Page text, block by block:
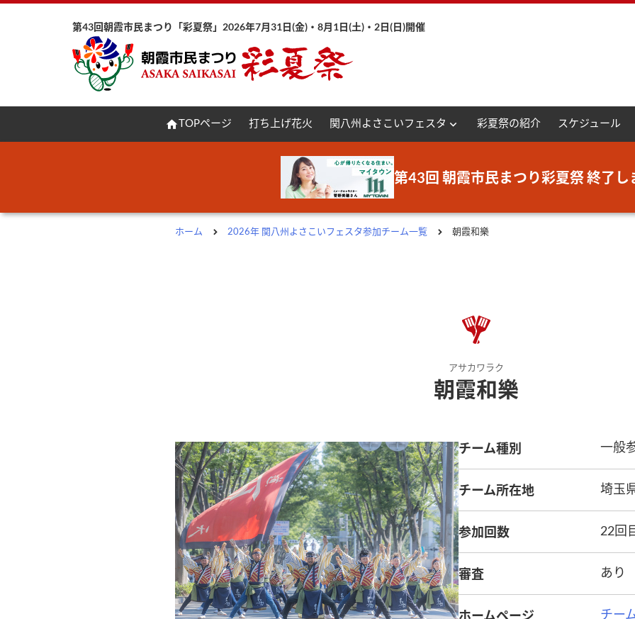
第43回朝霞市民まつり「彩夏祭」2026年7月31日(金)・8月1日(土)・2日(日)開催
home TOPページ 打ち上げ花火 関八州よさこいフェスタ expand_more 彩夏祭の紹介 スケジュール
第43回 朝霞市民まつり彩夏祭 終了し
ホーム 2026年 関八州よさこいフェスタ参加チーム一覧 朝霞和樂
アサカワラク
朝霞和樂
チーム種別 一般
チーム所在地 埼玉
参加回数 22回
審査 あり
ホームページ チー